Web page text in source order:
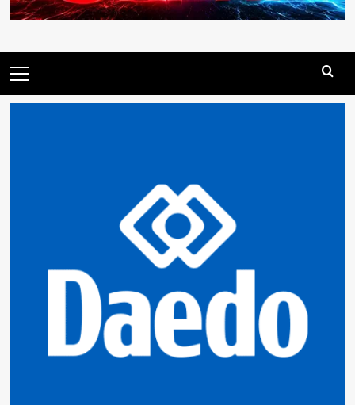
principal